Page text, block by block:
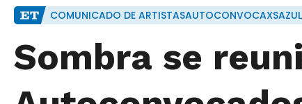
COMUNICADO DE ARTISTASAUTOCONVOCAXSAZUL
Sombra se